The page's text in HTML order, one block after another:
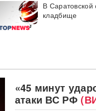
В
кладбище
«45 минут
атаки ВС РФ